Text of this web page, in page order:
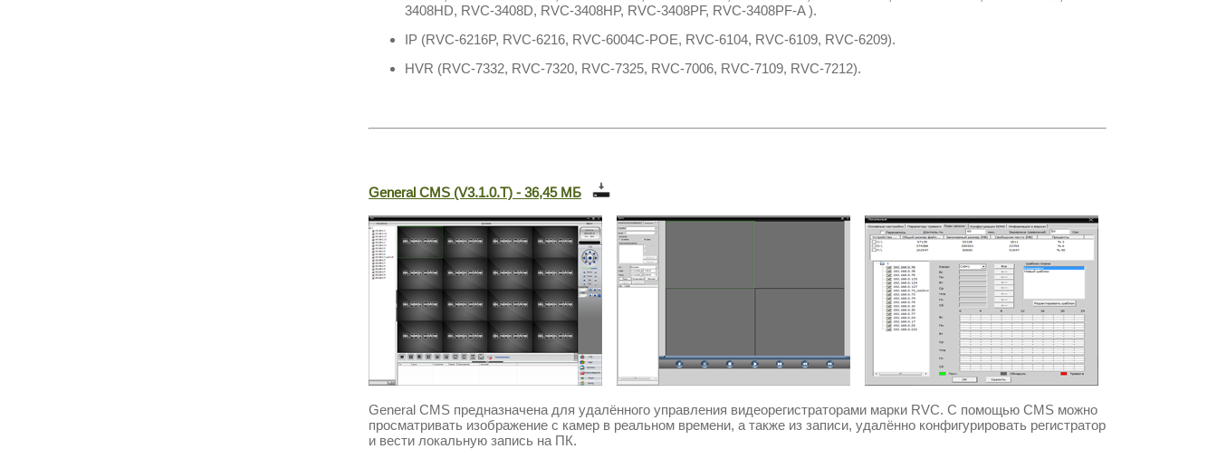
3408HD, RVC-3408D, RVC-3408HP, RVC-3408PF, RVC-3408PF-A).
IP (RVC-6216P, RVC-6216, RVC-6004C-POE, RVC-6104, RVC-6109, RVC-6209).
HVR (RVC-7332, RVC-7320, RVC-7325, RVC-7006, RVC-7109, RVC-7212).
General CMS (V3.1.0.T) - 36,45 МБ
General CMS предназначена для удалённого управления видеорегистраторами марки RVC. С помощью CMS можно
просматривать изображение с камер в реальном времени, а также из записи, удалённо конфигурировать регистратор
и вести локальную запись на ПК.